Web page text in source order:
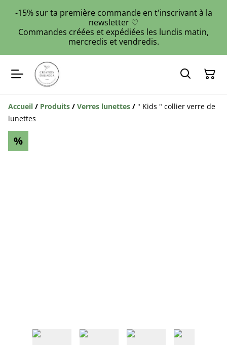
-15% sur ta première commande en t'inscrivant à la
newsletter ♡
Commandes créées et expédiées les lundis matin,
mercredis et vendredis.
Accueil / Produits / Verres lunettes / " Kids " collier verre de
lunettes
%